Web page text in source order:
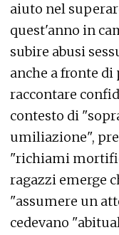
aiuto nel
quest'anno in
subire abusi
anche a fronte di
raccontare
contesto di
umiliazione",
"richiami
ragazzi emerge
"assumere un
cedevano